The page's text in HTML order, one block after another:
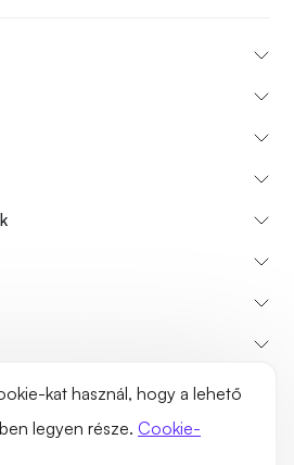
kat használ, hogy a lehető
legyen része. Cookie-
JogszerűségWebhelytérkép